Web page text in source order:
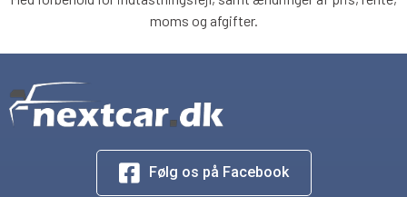
moms og afgifter.
Følg os på Facebook